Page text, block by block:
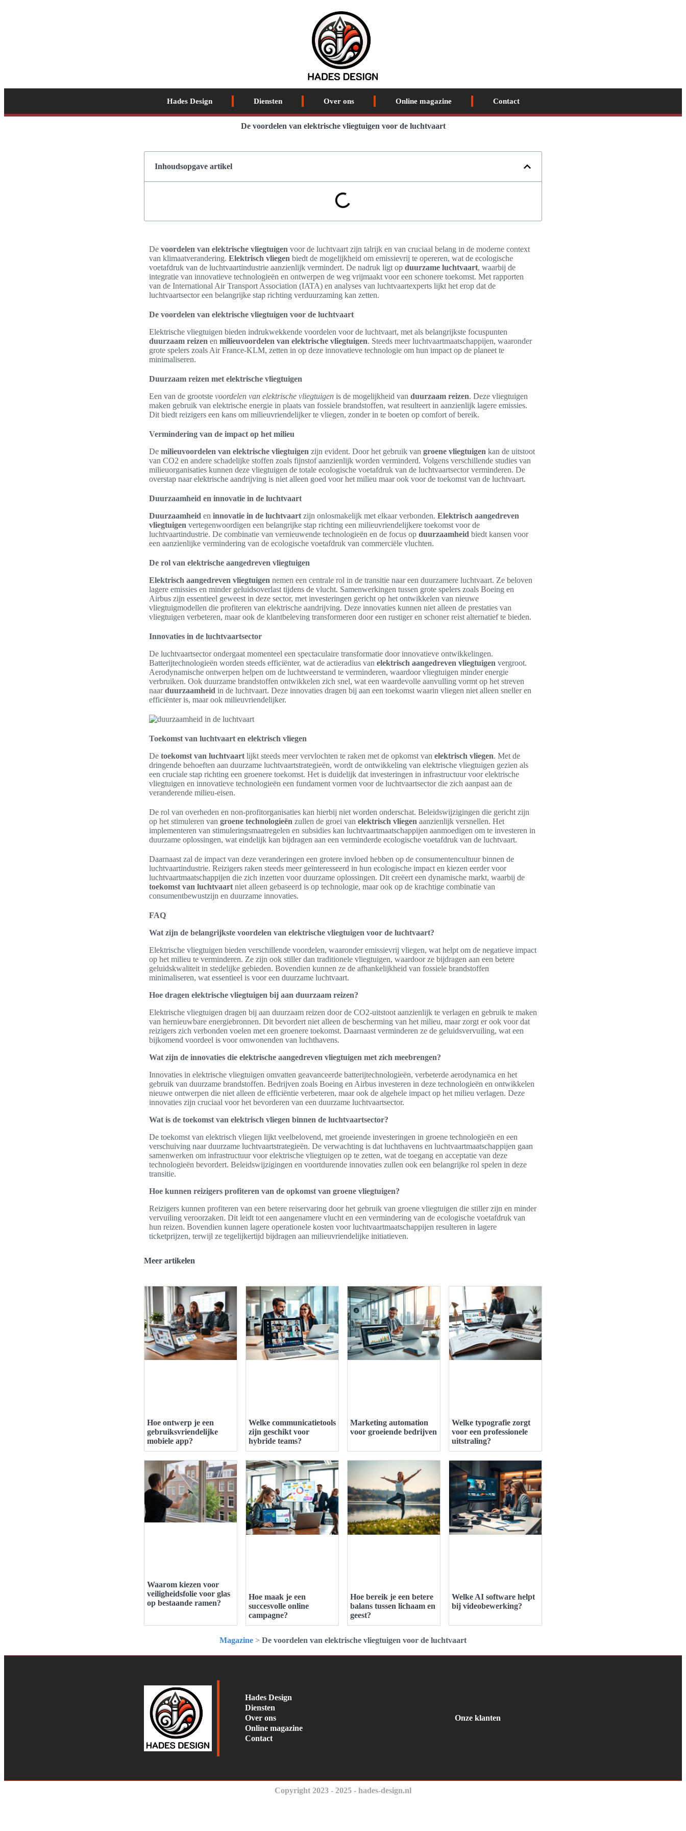
Hades Design Diensten Over ons Online magazine Contact
De voordelen van elektrische vliegtuigen voor de luchtvaart
Inhoudsopgave artikel
De voordelen van elektrische vliegtuigen voor de luchtvaart zijn talrijk en van cruciaal belang in de moderne context
van klimaatverandering. Elektrisch vliegen biedt de mogelijkheid om emissievrij te opereren, wat de ecologische
voetafdruk van de luchtvaartindustrie aanzienlijk vermindert. De nadruk ligt op duurzame luchtvaart, waarbij de
integratie van innovatieve technologieën en ontwerpen de weg vrijmaakt voor een schonere toekomst. Met rapporten
van de International Air Transport Association (IATA) en analyses van luchtvaartexperts lijkt het erop dat de
luchtvaartsector een belangrijke stap richting verduurzaming kan zetten.
De voordelen van elektrische vliegtuigen voor de luchtvaart
Elektrische vliegtuigen bieden indrukwekkende voordelen voor de luchtvaart, met als belangrijkste focuspunten
duurzaam reizen en milieuvoordelen van elektrische vliegtuigen. Steeds meer luchtvaartmaatschappijen, waaronder
grote spelers zoals Air France-KLM, zetten in op deze innovatieve technologie om hun impact op de planeet te
minimaliseren.
Duurzaam reizen met elektrische vliegtuigen
Een van de grootste voordelen van elektrische vliegtuigen is de mogelijkheid van duurzaam reizen. Deze vliegtuigen
maken gebruik van elektrische energie in plaats van fossiele brandstoffen, wat resulteert in aanzienlijk lagere emissies.
Dit biedt reizigers een kans om milieuvriendelijker te vliegen, zonder in te boeten op comfort of bereik.
Vermindering van de impact op het milieu
De milieuvoordelen van elektrische vliegtuigen zijn evident. Door het gebruik van groene vliegtuigen kan de uitstoot
van CO2 en andere schadelijke stoffen zoals fijnstof aanzienlijk worden verminderd. Volgens verschillende studies van
milieuorganisaties kunnen deze vliegtuigen de totale ecologische voetafdruk van de luchtvaartsector verminderen. De
overstap naar elektrische aandrijving is niet alleen goed voor het milieu maar ook voor de toekomst van de luchtvaart.
Duurzaamheid en innovatie in de luchtvaart
Duurzaamheid en innovatie in de luchtvaart zijn onlosmakelijk met elkaar verbonden. Elektrisch aangedreven
vliegtuigen vertegenwoordigen een belangrijke stap richting een milieuvriendelijkere toekomst voor de
luchtvaartindustrie. De combinatie van vernieuwende technologieën en de focus op duurzaamheid biedt kansen voor
een aanzienlijke vermindering van de ecologische voetafdruk van commerciële vluchten.
De rol van elektrische aangedreven vliegtuigen
Elektrisch aangedreven vliegtuigen nemen een centrale rol in de transitie naar een duurzamere luchtvaart. Ze beloven
lagere emissies en minder geluidsoverlast tijdens de vlucht. Samenwerkingen tussen grote spelers zoals Boeing en
Airbus zijn essentieel geweest in deze sector, met investeringen gericht op het ontwikkelen van nieuwe
vliegtuigmodellen die profiteren van elektrische aandrijving. Deze innovaties kunnen niet alleen de prestaties van
vliegtuigen verbeteren, maar ook de klantbeleving transformeren door een rustiger en schoner reist alternatief te bieden.
Innovaties in de luchtvaartsector
De luchtvaartsector ondergaat momenteel een spectaculaire transformatie door innovatieve ontwikkelingen.
Batterijtechnologieën worden steeds efficiënter, wat de actieradius van elektrisch aangedreven vliegtuigen vergroot.
Aerodynamische ontwerpen helpen om de luchtweerstand te verminderen, waardoor vliegtuigen minder energie
verbruiken. Ook duurzame brandstoffen ontwikkelen zich snel, wat een waardevolle aanvulling vormt op het streven
naarduurzaamheid in de luchtvaart. Deze innovaties dragen bij aan een toekomst waarin vliegen niet alleen sneller en
efficiënter is, maar ook milieuvriendelijker.
Toekomst van luchtvaart en elektrisch vliegen
De toekomst van luchtvaart lijkt steeds meer vervlochten te raken met de opkomst van elektrisch vliegen. Met de
dringende behoeften aan duurzame luchtvaartstrategieën, wordt de ontwikkeling van elektrische vliegtuigen gezien als
een cruciale stap richting een groenere toekomst. Het is duidelijk dat investeringen in infrastructuur voor elektrische
vliegtuigen en innovatieve technologieën een fundament vormen voor de luchtvaartsector die zich aanpast aan de
veranderende milieu-eisen.
De rol van overheden en non-profitorganisaties kan hierbij niet worden onderschat. Beleidswijzigingen die gericht zijn
op het stimuleren van groene technologieën zullen de groei van elektrisch vliegen aanzienlijk versnellen. Het
implementeren van stimuleringsmaatregelen en subsidies kan luchtvaartmaatschappijen aanmoedigen om te investeren in
duurzame oplossingen, wat eindelijk kan bijdragen aan een verminderde ecologische voetafdruk van de luchtvaart.
Daarnaast zal de impact van deze veranderingen een grotere invloed hebben op de consumentencultuur binnen de
luchtvaartindustrie. Reizigers raken steeds meer geïnteresseerd in hun ecologische impact en kiezen eerder voor
luchtvaartmaatschappijen die zich inzetten voor duurzame oplossingen. Dit creëert een dynamische markt, waarbij de
toekomst van luchtvaart niet alleen gebaseerd is op technologie, maar ook op de krachtige combinatie van
consumentbewustzijn en duurzame innovaties.
FAQ
Wat zijn de belangrijkste voordelen van elektrische vliegtuigen voor de luchtvaart?
Elektrische vliegtuigen bieden verschillende voordelen, waaronder emissievrij vliegen, wat helpt om de negatieve impact
op het milieu te verminderen. Ze zijn ook stiller dan traditionele vliegtuigen, waardoor ze bijdragen aan een betere
geluidskwaliteit in stedelijke gebieden. Bovendien kunnen ze de afhankelijkheid van fossiele brandstoffen
minimaliseren, wat essentieel is voor een duurzame luchtvaart.
Hoe dragen elektrische vliegtuigen bij aan duurzaam reizen?
Elektrische vliegtuigen dragen bij aan duurzaam reizen door de CO2-uitstoot aanzienlijk te verlagen en gebruik te maken
van hernieuwbare energiebronnen. Dit bevordert niet alleen de bescherming van het milieu, maar zorgt er ook voor dat
reizigers zich verbonden voelen met een groenere toekomst. Daarnaast verminderen ze de geluidsvervuiling, wat een
bijkomend voordeel is voor omwonenden van luchthavens.
Wat zijn de innovaties die elektrische aangedreven vliegtuigen met zich meebrengen?
Innovaties in elektrische vliegtuigen omvatten geavanceerde batterijtechnologieën, verbeterde aerodynamica en het
gebruik van duurzame brandstoffen. Bedrijven zoals Boeing en Airbus investeren in deze technologieën en ontwikkelen
nieuwe ontwerpen die niet alleen de efficiëntie verbeteren, maar ook de algehele impact op het milieu verlagen. Deze
innovaties zijn cruciaal voor het bevorderen van een duurzame luchtvaartsector.
Wat is de toekomst van elektrisch vliegen binnen de luchtvaartsector?
De toekomst van elektrisch vliegen lijkt veelbelovend, met groeiende investeringen in groene technologieën en een
verschuiving naar duurzame luchtvaartstrategieën. De verwachting is dat luchthavens en luchtvaartmaatschappijen gaan
samenwerken om infrastructuur voor elektrische vliegtuigen op te zetten, wat de toegang en acceptatie van deze
technologieën bevordert. Beleidswijzigingen en voortdurende innovaties zullen ook een belangrijke rol spelen in deze
transitie.
Hoe kunnen reizigers profiteren van de opkomst van groene vliegtuigen?
Reizigers kunnen profiteren van een betere reiservaring door het gebruik van groene vliegtuigen die stiller zijn en minder
vervuiling veroorzaken. Dit leidt tot een aangenamere vlucht en een vermindering van de ecologische voetafdruk van
hun reizen. Bovendien kunnen lagere operationele kosten voor luchtvaartmaatschappijen resulteren in lagere
ticketprijzen, terwijl ze tegelijkertijd bijdragen aan milieuvriendelijke initiatieven.
Meer artikelen
Hoe ontwerp je een
gebruiksvriendelijke
mobiele app?
Welke communicatietools
zijn geschikt voor
hybride teams?
Marketing automation
voor groeiende bedrijven
Welke typografie zorgt
voor een professionele
uitstraling?
Waarom kiezen voor
veiligheidsfolie voor glas
op bestaande ramen?
Hoe maak je een
succesvolle online
campagne?
Hoe bereik je een betere
balans tussen lichaam en
geest?
Welke AI software helpt
bij videobewerking?
Magazine > De voordelen van elektrische vliegtuigen voor de luchtvaart
Hades Design
Diensten
Over ons
Online magazine
Contact
Onze klanten
Copyright 2023 - 2025 - hades-design.nl